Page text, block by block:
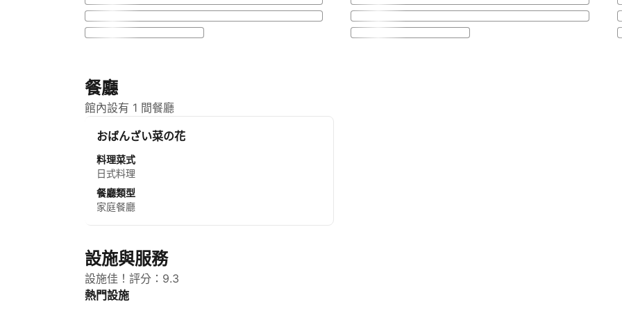
餐廳
館內設有 1 間餐廳
おばんざい菜の花
料理菜式
日式料理
餐廳類型
家庭餐廳
設施與服務
設施佳！評分：9.3
熱門設施